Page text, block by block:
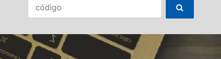
CONTACTO